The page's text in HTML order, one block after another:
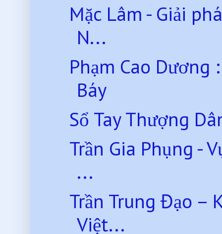
Mặc Lâm - Giải
N...
Phạm Cao Dương
Báy
Sổ Tay Thượng
Trần Gia Phụng -
...
Trần Trung Đạo –
Việt...